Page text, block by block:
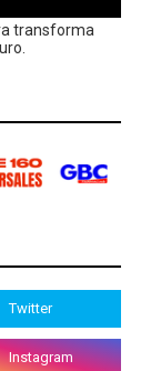
transforma